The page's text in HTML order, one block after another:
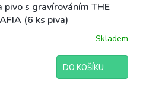
pivo s gravírováním THE
(6 ks piva)
Skladem
DO KOŠÍKU